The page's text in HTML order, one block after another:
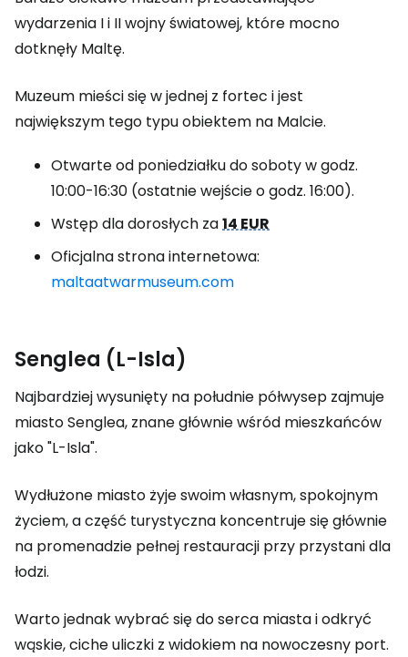
wydarzenia I i II wojny światowej, które mocno
dotknęły Maltę.
Muzeum mieści się w jednej z fortec i jest
największym tego typu obiektem na Malcie.
Otwarte od poniedziałku do soboty w godz.
10:00-16:30 (ostatnie wejście o godz. 16:00).
Wstęp dla dorosłych za14 EUR
Oficjalna strona internetowa:
maltaatwarmuseum.com
Senglea (L-Isla)
Najbardziej wysunięty na południe półwysep zajmuje
miasto Senglea, znane głównie wśród mieszkańców
jako "L-Isla".
Wydłużone miasto żyje swoim własnym, spokojnym
życiem, a część turystyczna koncentruje się głównie
na promenadzie pełnej restauracji przy przystani dla
łodzi.
Warto jednak wybrać się do serca miasta i odkryć
wąskie, ciche uliczki z widokiem na nowoczesny port.